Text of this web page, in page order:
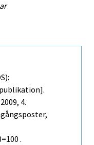
2009, 4.
.